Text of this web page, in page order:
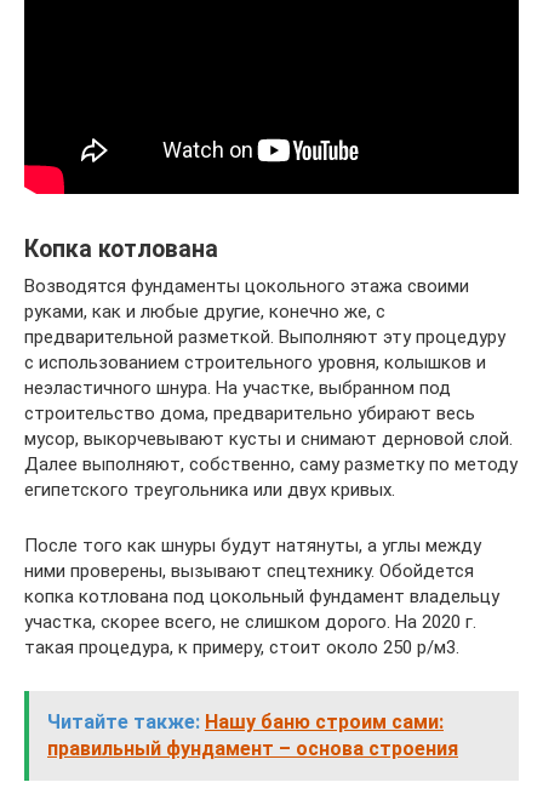
Копка котлована
Возводятся фундаменты цокольного этажа своими
руками, как и любые другие, конечно же, с
предварительной разметкой. Выполняют эту процедуру
с использованием строительного уровня, колышков и
неэластичного шнура. На участке, выбранном под
строительство дома, предварительно убирают весь
мусор, выкорчевывают кусты и снимают дерновой слой.
Далее выполняют, собственно, саму разметку по методу
египетского треугольника или двух кривых.
После того как шнуры будут натянуты, а углы между
ними проверены, вызывают спецтехнику. Обойдется
копка котлована под цокольный фундамент владельцу
участка, скорее всего, не слишком дорого. На 2020 г.
такая процедура, к примеру, стоит около 250 р/м3.
Читайте также: Нашу баню строим сами:
правильный фундамент – основа строения